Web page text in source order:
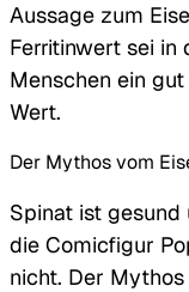
Aussage zum
Ferritinwert sei in
Menschen ein
Wert.
Der Mythos vom
Spinat ist
die Comicfigur
nicht. Der